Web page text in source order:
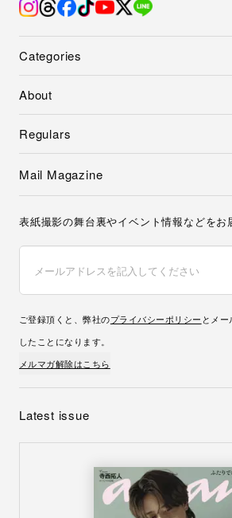
Categories
About
Regulars
Mail Magazine
表紙撮影の舞台裏やイベント情報などをお
ご登録頂くと、弊社のプライバシーポリシー とメ
したことになります。
メルマガ解除はこちら
Latest issue